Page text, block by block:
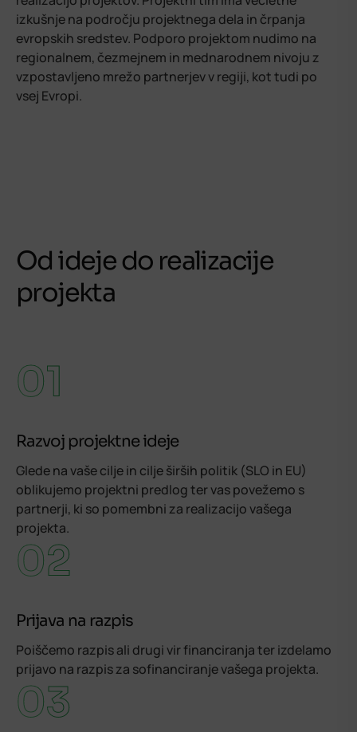
izkušnje na področju projektnega dela in črpanja
evropskih sredstev. Podporo projektom nudimo na
regionalnem, čezmejnem in mednarodnem nivoju z
vzpostavljeno mrežo partnerjev v regiji, kot tudi po
vsej Evropi.
Od ideje do realizacije
projekta
01
Razvoj projektne ideje
Glede na vaše cilje in cilje širših politik (SLO in EU)
oblikujemo projektni predlog ter vas povežemo s
partnerji, ki so pomembni za realizacijo vašega
projekta.
02
Prijava na razpis
Poiščemo razpis ali drugi vir financiranja ter izdelamo
prijavo na razpis za sofinanciranje vašega projekta.
03